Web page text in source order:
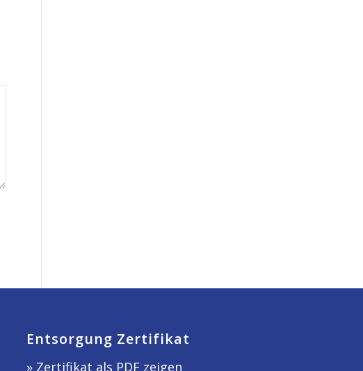
Entsorgung Zertifikat
» Zertifikat als PDF zeigen